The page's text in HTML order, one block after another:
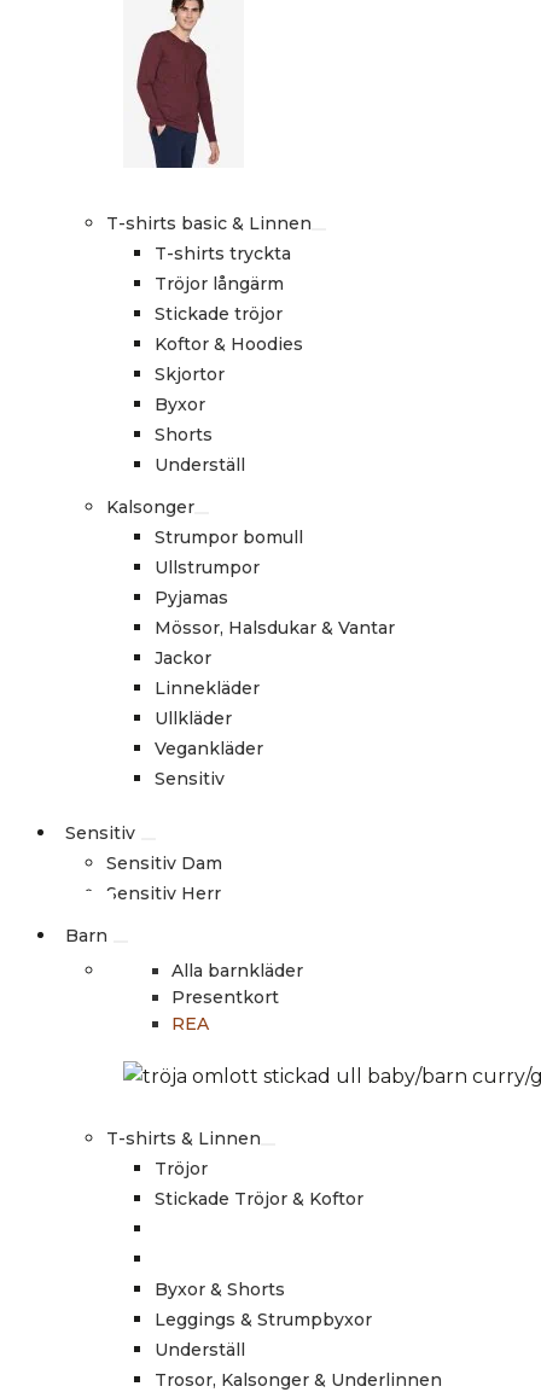
T-shirts basic & Linnen
T-shirts tryckta
Tröjor långärm
Stickade tröjor
Koftor & Hoodies
Skjortor
Byxor
Shorts
Underställ
Kalsonger
Strumpor bomull
Ullstrumpor
Pyjamas
Mössor, Halsdukar & Vantar
Jackor
Linnekläder
Ullkläder
Vegankläder
Sensitiv
Sensitiv
Sensitiv Dam
Sensitiv Herr
Barn
Alla barnkläder
Presentkort
REA
T-shirts & Linnen
Tröjor
Stickade Tröjor & Koftor
Byxor & Shorts
Leggings & Strumpbyxor
Underställ
Trosor, Kalsonger & Underlinnen